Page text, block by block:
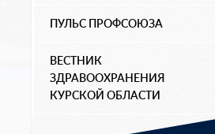
ПУЛЬС ПРОФСОЮЗА
ВЕСТНИК
ЗДРАВООХРАНЕНИЯ
КУРСКОЙ ОБЛАСТИ